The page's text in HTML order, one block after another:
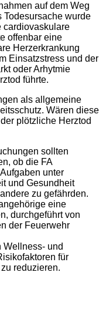
auf dem Weg
Todesursache wurde
cardiovaskulare
offenbar eine
Herzerkrankung
Einsatzstress und der
oder Arhytmie
führte.
als allgemeine
Wären diese
plötzliche Herztod
sollten
ob die FA
unter
und Gesundheit
zu gefährden.
eine
durchgeführt von
der Feuerwehr
Wellness- und
für
reduzieren.